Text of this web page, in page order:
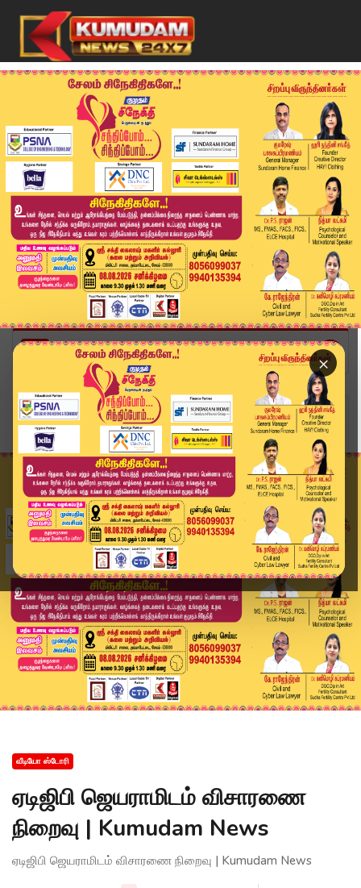
×
Home
வீடியோ ஸ்டோரி
ஏடிஜிபி ஜெயராமிடம் விசாரணை நிறைவு | Kumudam News
வீடியோ ஸ்டோரி
ஏடிஜிபி ஜெயராமிடம் விசாரணை
நிறைவு | Kumudam News
ஏடிஜிபி ஜெயராமிடம் விசாரணை நிறைவு | Kumudam News